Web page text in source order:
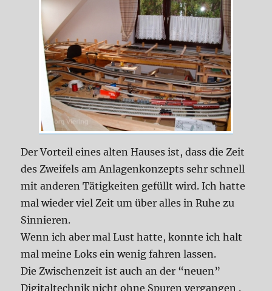
Der Vorteil eines alten Hauses ist, dass die Zeit
des Zweifels am Anlagenkonzepts sehr schnell
mit anderen Tätigkeiten gefüllt wird. Ich hatte
mal wieder viel Zeit um über alles in Ruhe zu
Sinnieren.
Wenn ich aber mal Lust hatte, konnte ich halt
mal meine Loks ein wenig fahren lassen.
Die Zwischenzeit ist auch an der “neuen”
Digitaltechnik nicht ohne Spuren vergangen .